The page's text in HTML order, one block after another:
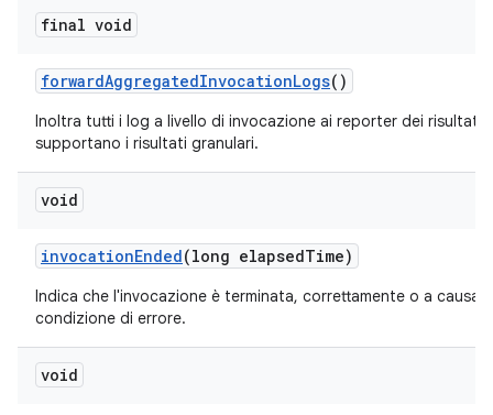
final void
forwardAggregatedInvocationLogs()
Inoltra tutti i log a livello di invocazione ai reporter dei risultati
supportano i risultati granulari.
void
invocationEnded(long elapsedTime)
Indica che l'invocazione è terminata, correttamente o a causa
condizione di errore.
void